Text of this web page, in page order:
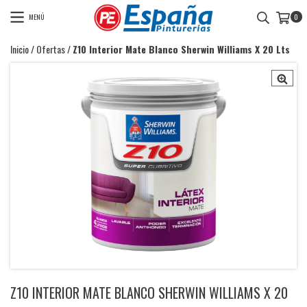
MENÚ 0
Inicio/Ofertas/Z10 Interior Mate Blanco Sherwin Williams X 20 Lts
Z10 INTERIOR MATE BLANCO SHERWIN WILLIAMS X 20